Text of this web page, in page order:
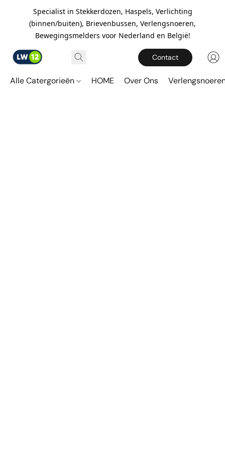
Specialist in Stekkerdozen, Haspels, Verlichting
(binnen/buiten), Brievenbussen, Verlengsnoeren,
Bewegingsmelders voor Nederland en België!
Contact
Alle Catergorieën HOME Over Ons